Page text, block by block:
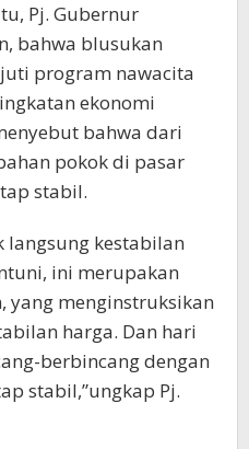
Pj. Gubernur
bahwa blusukan
program nawacita
ekonomi
bahwa dari
pokok di pasar
stabil.
langsung kestabilan
ini merupakan
yang menginstruksikan
harga. Dan hari
berbincang dengan
stabil,”ungkap Pj.